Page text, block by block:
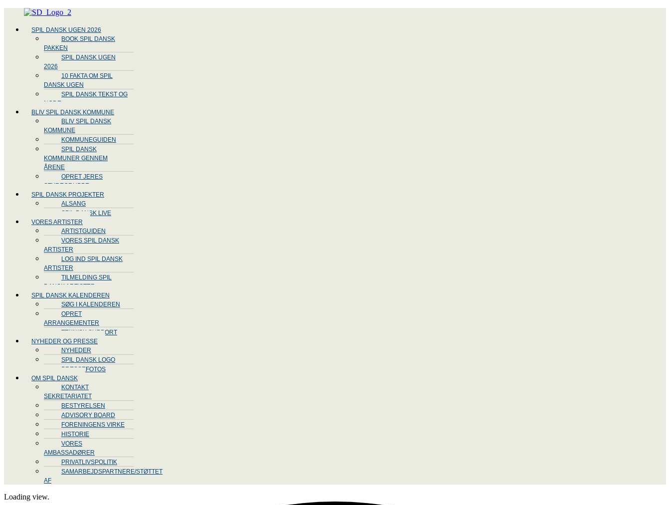
Menu
SPIL DANSK UGEN 2026
BOOK SPIL DANSK
PAKKEN
SPIL DANSK UGEN
2026
10 FAKTA OM SPIL
DANSK UGEN
SPIL DANSK TEKST OG
NODE
BLIV SPIL DANSK KOMMUNE
BLIV SPIL DANSK
KOMMUNE
KOMMUNEGUIDEN
SPIL DANSK
KOMMUNER GENNEM
ÅRENE
OPRET JERES
STYREGRUPPE
SPIL DANSK PROJEKTER
ALSANG
SPIL DANSK LIVE
VORES ARTISTER
ARTISTGUIDEN
VORES SPIL DANSK
ARTISTER
LOG IND SPIL DANSK
ARTISTER
TILMELDING SPIL
DANSK ARTISTER
SPIL DANSK KALENDEREN
SØG I KALENDEREN
OPRET
ARRANGEMENTER
TEKNISK SUPPORT
NYHEDER OG PRESSE
NYHEDER
SPIL DANSK LOGO
PRESSEFOTOS
OM SPIL DANSK
KONTAKT
SEKRETARIATET
BESTYRELSEN
ADVISORY BOARD
FORENINGENS VIRKE
HISTORIE
VORES
AMBASSADØRER
PRIVATLIVSPOLITIK
SAMARBEJDSPARTNERE/STØTTET
AF
Loading view.